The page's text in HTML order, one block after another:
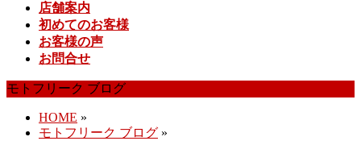
ば
す
店舗案内
初めてのお客様
お客様の声
お問合せ
モトフリーク ブログ
HOME »
モトフリーク ブログ »